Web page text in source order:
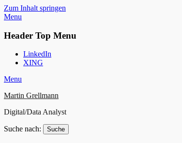
Zum Inhalt springen
Menu
Header Top Menu
LinkedIn
XING
Menu
Martin Grellmann
Digital/Data Analyst
Suche nach: